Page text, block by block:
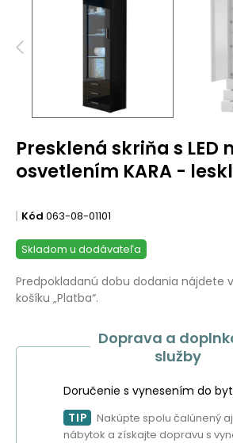
Presklená skriňa s LED
osvetlením KARA -
Kód 063-08-01101
Skladom u dodávateľa
Predpokladanú dobu dodania nájdete
košíku „Platba“.
Doprava a
služby
Doručenie s vynesením do
TIP
Nakúpte spolu čalúnený
nábytok a získajte dopravu s